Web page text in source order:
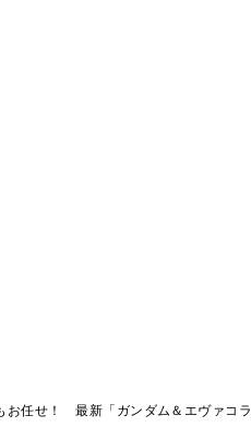
お任せ！ 最新「ガンダム＆エヴァコ